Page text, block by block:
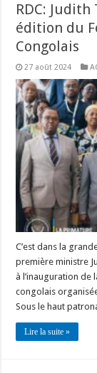
RDC:
édition du
Congolais
27 août 2024
C’est dans la
première ministre
à l’inauguration
congolais
Sous le haut
Lire la suite »